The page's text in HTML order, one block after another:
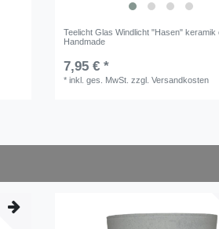
Teelicht Glas Windlicht "Hasen" keramik
Handmade
7,95 € *
*inkl. ges. MwSt. zzgl.Versandkosten